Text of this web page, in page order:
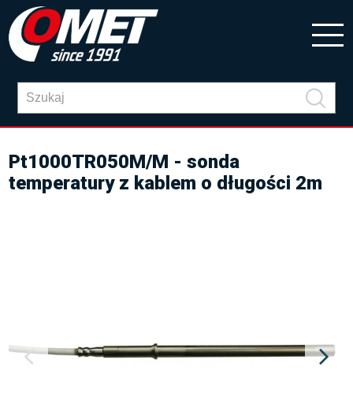
Pt1000TR050M/M - sonda
temperatury z kablem o długości 2m